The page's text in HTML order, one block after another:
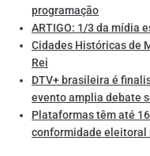
programação
ARTIGO: 1/3 da mídia
Cidades Históricas de
Rei
DTV+ brasileira é
evento amplia debate
Plataformas têm até
conformidade eleitoral